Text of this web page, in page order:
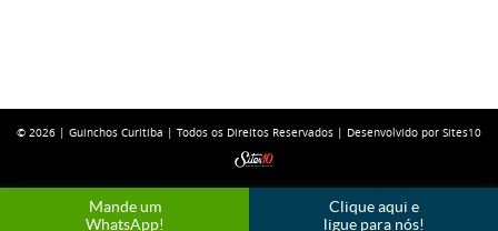
© 2026 | Guinchos Curitiba | Todos os Direitos Reservados | Desenvolvido por Sites10
Mande um
WhatsApp!
Clique aqui e
ligue para nós!